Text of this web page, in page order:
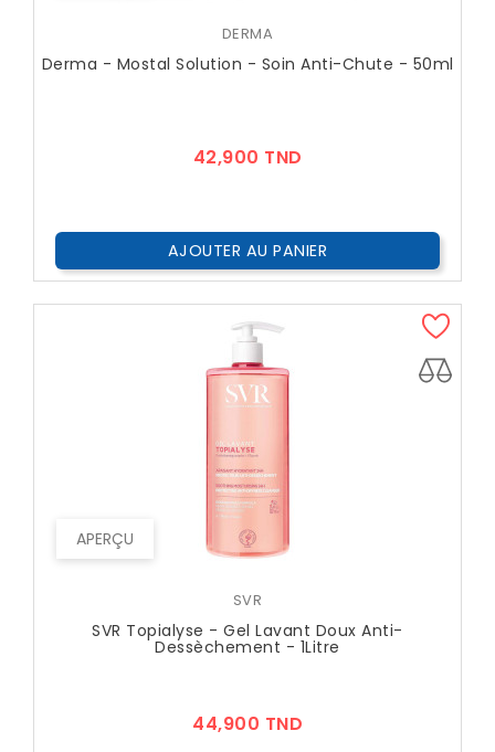
DERMA
Derma - Mostal Solution - Soin Anti-Chute - 50ml
42,900 TND
AJOUTER AU PANIER
APERÇU
SVR
SVR Topialyse - Gel Lavant Doux Anti-
Dessèchement - 1Litre
44,900 TND